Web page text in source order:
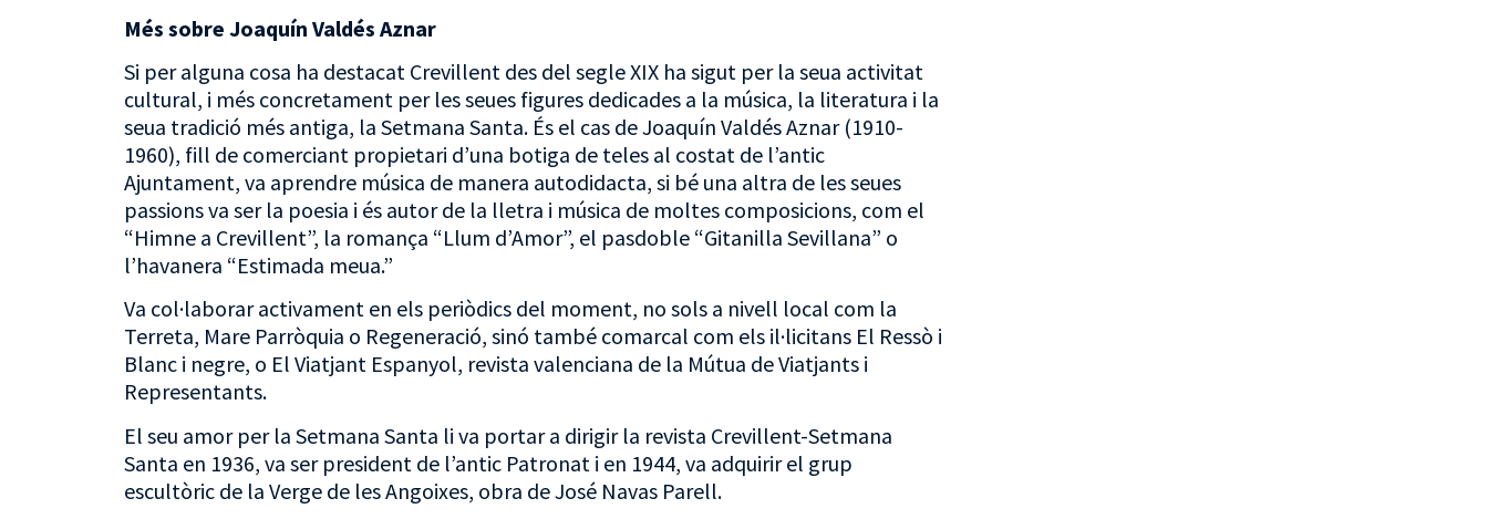
Més sobre Joaquín Valdés Aznar
Si per alguna cosa ha destacat Crevillent des del segle XIX ha sigut per la seua activitat
cultural, i més concretament per les seues figures dedicades a la música, la literatura i la
seua tradició més antiga, la Setmana Santa. És el cas de Joaquín Valdés Aznar (1910-
1960), fill de comerciant propietari d’una botiga de teles al costat de l’antic
Ajuntament, va aprendre música de manera autodidacta, si bé una altra de les seues
passions va ser la poesia i és autor de la lletra i música de moltes composicions, com el
“Himne a Crevillent”, la romança “Llum d’Amor”, el pasdoble “Gitanilla Sevillana” o
l’havanera “Estimada meua.”
Va col·laborar activament en els periòdics del moment, no sols a nivell local com la
Terreta, Mare Parròquia o Regeneració, sinó també comarcal com els il·licitans El Ressò i
Blanc i negre, o El Viatjant Espanyol, revista valenciana de la Mútua de Viatjants i
Representants.
El seu amor per la Setmana Santa li va portar a dirigir la revista Crevillent-Setmana
Santa en 1936, va ser president de l’antic Patronat i en 1944, va adquirir el grup
escultòric de la Verge de les Angoixes, obra de José Navas Parell.